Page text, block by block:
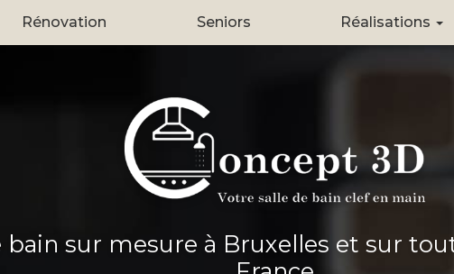
Rénovation Seniors Réalisations
bain sur mesure à Bruxelles et sur